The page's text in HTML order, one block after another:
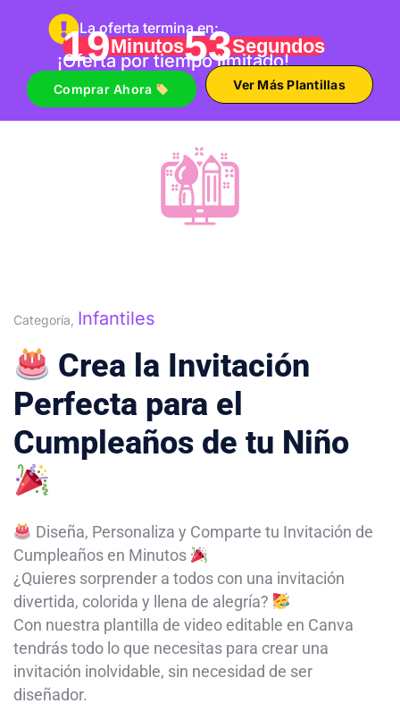
La oferta termina en:
19Minutos52Segundos
¡Oferta por tiempo limitado!
Comprar Ahora Ver Más Plantillas
Categoría, Infantiles
Crea la Invitación
Perfecta para el
Cumpleaños de tu Niño
Diseña, Personaliza y Comparte tu Invitación de
Cumpleaños en Minutos
¿Quieres sorprender a todos con una invitación
divertida, colorida y llena de alegría?
Con nuestra plantilla de video editable en Canva
tendrás todo lo que necesitas para crear una
invitación inolvidable, sin necesidad de ser
diseñador.